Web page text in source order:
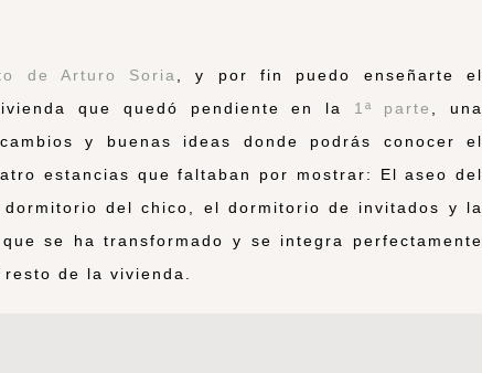
de Arturo Soria
, y por fin puedo enseñarte el
que quedó pendiente en la 1ª parte
, una
y buenas ideas donde podrás conocer el
estancias que faltaban por mostrar: El aseo del
del chico, el dormitorio de invitados y la
se ha transformado y se integra perfectamente
de la vivienda.